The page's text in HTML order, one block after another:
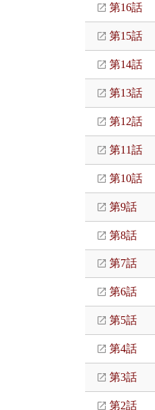
第16話
第15話
第14話
第13話
第12話
第11話
第10話
第9話
第8話
第7話
第6話
第5話
第4話
第3話
第2話